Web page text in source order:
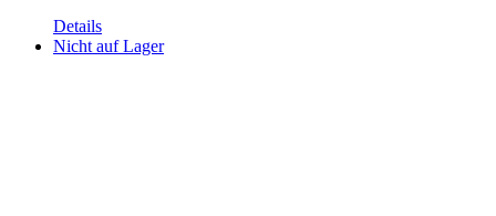
Details
Nicht auf Lager